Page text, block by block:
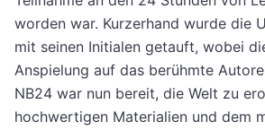
worden war. Kurzerhand wurde die
mit seinen Initialen getauft, wobei
Anspielung auf das berühmte
NB24 war nun bereit, die Welt zu
hochwertigen Materialien und dem